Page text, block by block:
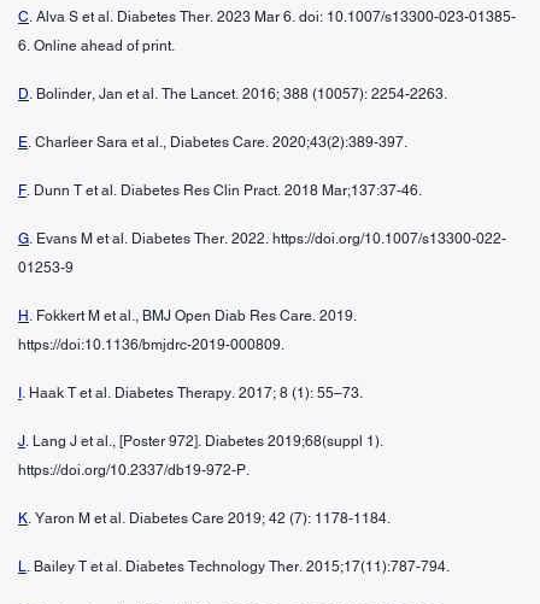
C. Alva S et al. Diabetes Ther. 2023 Mar 6. doi: 10.1007/s13300-023-01385-
6. Online ahead of print.
D. Bolinder, Jan et al. The Lancet. 2016; 388 (10057): 2254-2263.
E. Charleer Sara et al., Diabetes Care. 2020;43(2):389-397.
F. Dunn T et al. Diabetes Res Clin Pract. 2018 Mar;137:37-46.
G. Evans M et al. Diabetes Ther. 2022. https://doi.org/10.1007/s13300-022-
01253-9
H . Fokkert M et al., BMJ Open Diab Res Care. 2019.
https://doi:10.1136/bmjdrc-2019-000809.
. Haak T et al. Diabetes Therapy. 2017; 8 (1): 55–73.
J. Lang J et al., [Poster 972]. Diabetes 2019;68(suppl 1).
https://doi.org/10.2337/db19-972-P.
K. Yaron M et al. Diabetes Care 2019; 42 (7): 1178-1184.
L. Bailey T et al. Diabetes Technology Ther. 2015;17(11):787-794.